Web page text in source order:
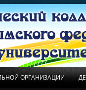
ОРГАНИЗАЦИИ